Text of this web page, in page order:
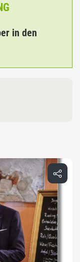
in den